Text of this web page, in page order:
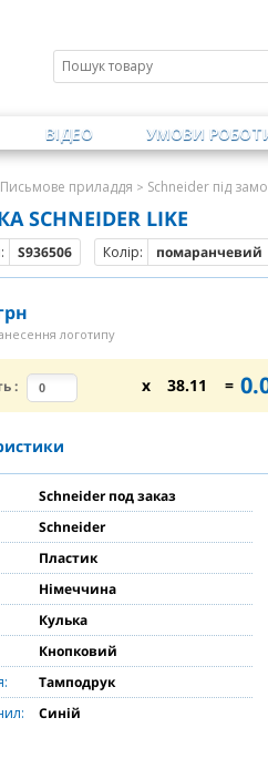
ВІДЕО УМОВИ
Письмове приладдя > Schneider під
SCHNEIDER LIKE
S936506 Колір: помаранчевий
логотипу
: x 38.11 =
Schneider под заказ
Schneider
Пластик
Німеччина
Кулька
Кнопковий
Тамподрук
Синій